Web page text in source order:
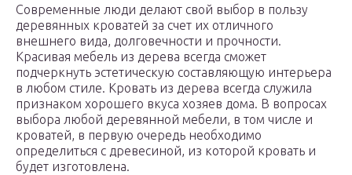
Современные люди делают свой выбор в пользу
деревянных кроватей за счет их отличного
внешнего вида, долговечности и прочности.
Красивая мебель из дерева всегда сможет
подчеркнуть эстетическую составляющую интерьера
в любом стиле. Кровать из дерева всегда служила
признаком хорошего вкуса хозяев дома. В вопросах
выбора любой деревянной мебели, в том числе и
кроватей, в первую очередь необходимо
определиться с древесиной, из которой кровать и
будет изготовлена.